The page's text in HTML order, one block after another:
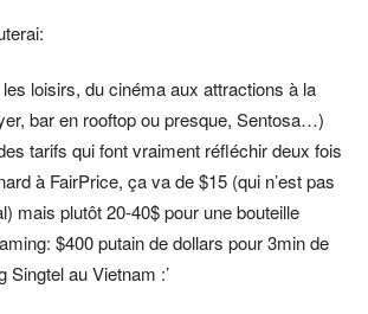
loisirs, du cinéma aux attractions à la
bar en rooftop ou presque, Sentosa…)
tarifs qui font vraiment réfléchir deux fois
à FairPrice, ça va de $15 (qui n’est pas
mais plutôt 20-40$ pour une bouteille
$400 putain de dollars pour 3min de
Singtel au Vietnam :’